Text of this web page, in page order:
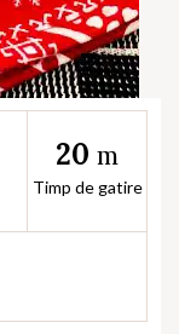
20 m
Timp de gatire